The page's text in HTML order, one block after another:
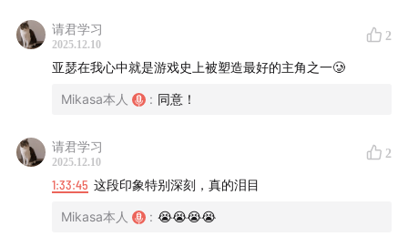
请君学习
2025.12.10
2
亚瑟在我心中就是游戏史上被塑造最好的主角之一🥲
Mikasa本人 : 同意！
请君学习
2025.12.10
2
1:33:45 这段印象特别深刻，真的泪目
Mikasa本人 : 😭😭😭😭